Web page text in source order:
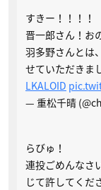
すきー！！！！
晋一郎さん！お
羽多野さんとは
せていただきま
LKALOID
— 重松千晴
らびゅ！
連投ごめんなさ
じて許してくだ